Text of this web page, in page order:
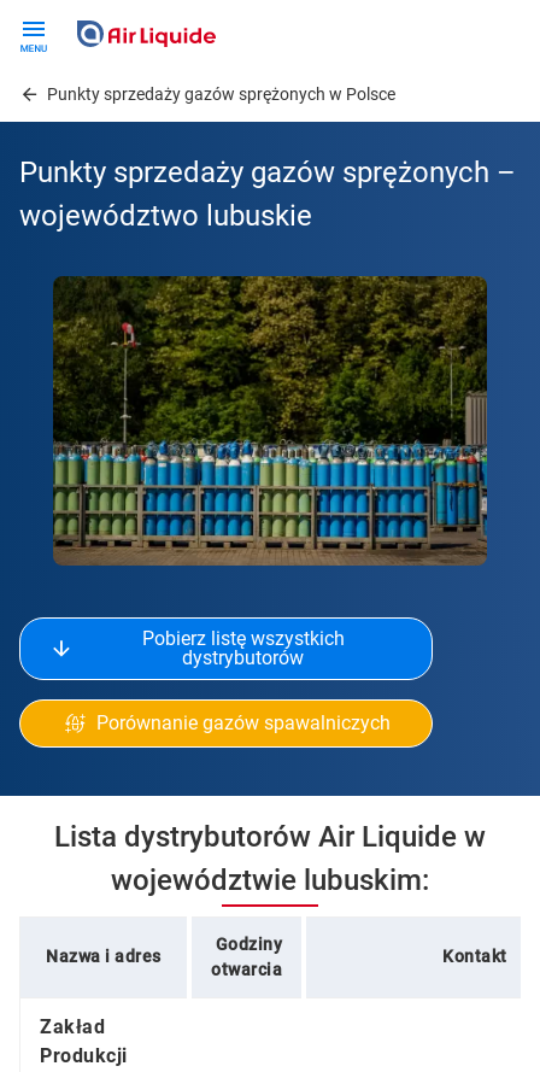
contentPunkty sprzedaży gazów sprężonych w Polsce
Punkty sprzedaży gazów sprężonych –
województwo lubuskie
Pobierz listę wszystkich
dystrybutorów
Porównanie gazów spawalniczych
Lista dystrybutorów Air Liquide w
województwie lubuskim:
Nazwa i adres
Godziny
otwarcia
Kontakt
Zakład
Produkcji